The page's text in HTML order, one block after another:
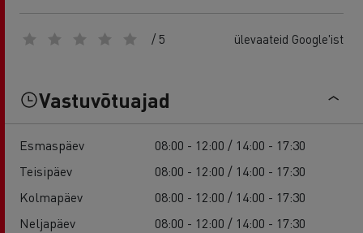
/ 5 ülevaateid Google'ist
Vastuvõtuajad
Esmaspäev
08:00 - 12:00 / 14:00 - 17:30
Teisipäev
08:00 - 12:00 / 14:00 - 17:30
Kolmapäev
08:00 - 12:00 / 14:00 - 17:30
Neljapäev
08:00 - 12:00 / 14:00 - 17:30